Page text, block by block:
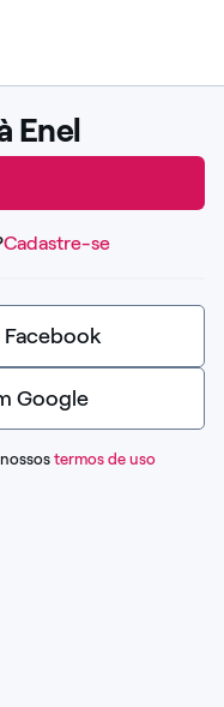
Enel
Cadastre-se
Google
termos de uso